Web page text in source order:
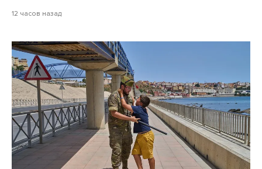
12 часов назад